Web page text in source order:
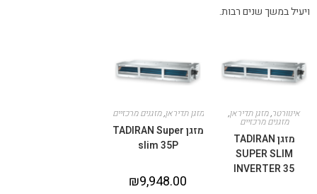
ויעיל במשך שנים רבות.
אינוורטר,מזגן תדיראן,
מזגנים מרכזיים
מזגן TADIRAN
SUPER SLIM
INVERTER 35
מזגן תדיראן,מזגנים מרכזיים
מזגן TADIRAN Super
slim 35P
₪9,948.00